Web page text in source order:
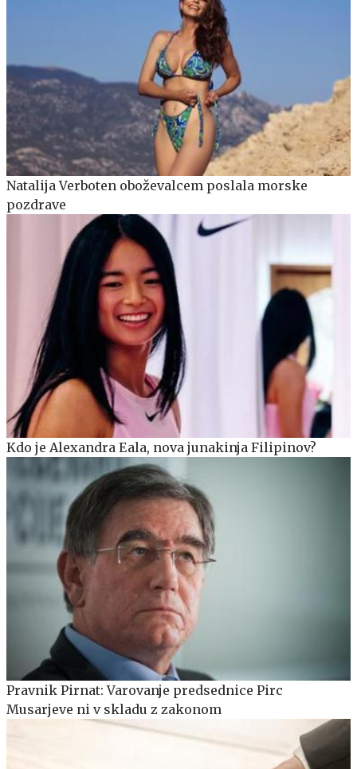
Natalija Verboten oboževalcem poslala morske
pozdrave
Kdo je Alexandra Eala, nova junakinja Filipinov?
Pravnik Pirnat: Varovanje predsednice Pirc
Musarjeve ni v skladu z zakonom